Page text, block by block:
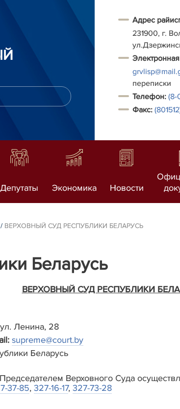
Адрес
231900, г.
переписки
Телефон: (8-
Факс:
Депутаты Экономика Новости
/ ВЕРХОВНЫЙ СУД РЕСПУБЛИКИ БЕЛАРУСЬ
Беларусь
ВЕРХОВНЫЙ СУД РЕСПУБЛИКИ
Ленина, 28
supreme@court.by
Беларусь
Верховного Суда
37-85, 327-16-17, 327-73-28